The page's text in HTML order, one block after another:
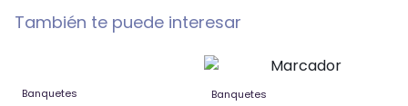
También te puede interesar
Banquetes Banquetes